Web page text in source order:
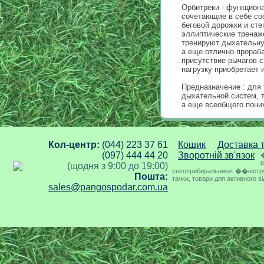
Орбитреки -
сочетающие в себе
беговой дорожки и
эллиптические
тренируют
а еще отлично
присутствие рычагов
нагрузку приобретает
Предназначение : для
дыхательной систем,
а еще всеобщего
Кол-центр: (044) 223 37 61
(097) 444 44 20
(щодня з 9:00 до 19:00)
Пошта:
sales@pangospodar.com.ua
Кошик
Доставка
Зворотній зв'язок
снігоприбиральники.
тачки, товари для активного